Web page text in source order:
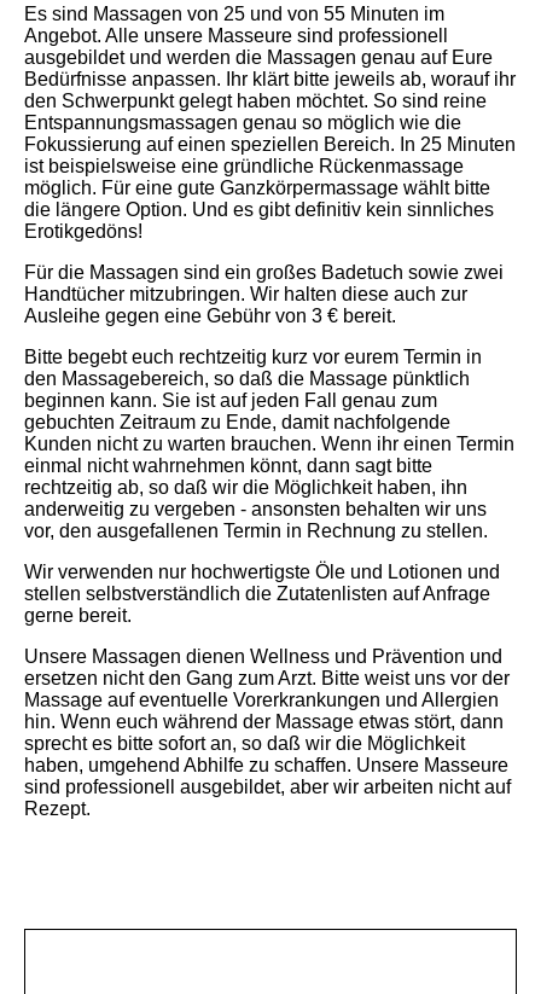
Es sind Massagen von 25 und von 55 Minuten im
Angebot. Alle unsere Masseure sind professionell
ausgebildet und werden die Massagen genau auf Eure
Bedürfnisse anpassen. Ihr klärt bitte jeweils ab, worauf ihr
den Schwerpunkt gelegt haben möchtet. So sind reine
Entspannungsmassagen genau so möglich wie die
Fokussierung auf einen speziellen Bereich. In 25 Minuten
ist beispielsweise eine gründliche Rückenmassage
möglich. Für eine gute Ganzkörpermassage wählt bitte
die längere Option. Und es gibt definitiv kein sinnliches
Erotikgedöns!
Für die Massagen sind ein großes Badetuch sowie zwei
Handtücher mitzubringen. Wir halten diese auch zur
Ausleihe gegen eine Gebühr von 3 € bereit.
Bitte begebt euch rechtzeitig kurz vor eurem Termin in
den Massagebereich, so daß die Massage pünktlich
beginnen kann. Sie ist auf jeden Fall genau zum
gebuchten Zeitraum zu Ende, damit nachfolgende
Kunden nicht zu warten brauchen. Wenn ihr einen Termin
einmal nicht wahrnehmen könnt, dann sagt bitte
rechtzeitig ab, so daß wir die Möglichkeit haben, ihn
anderweitig zu vergeben - ansonsten behalten wir uns
vor, den ausgefallenen Termin in Rechnung zu stellen.
Wir verwenden nur hochwertigste Öle und Lotionen und
stellen selbstverständlich die Zutatenlisten auf Anfrage
gerne bereit.
Unsere Massagen dienen Wellness und Prävention und
ersetzen nicht den Gang zum Arzt. Bitte weist uns vor der
Massage auf eventuelle Vorerkrankungen und Allergien
hin. Wenn euch während der Massage etwas stört, dann
sprecht es bitte sofort an, so daß wir die Möglichkeit
haben, umgehend Abhilfe zu schaffen. Unsere Masseure
sind professionell ausgebildet, aber wir arbeiten nicht auf
Rezept.